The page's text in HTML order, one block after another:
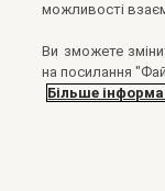
можливості
Ви зможете
на посилання
Більше